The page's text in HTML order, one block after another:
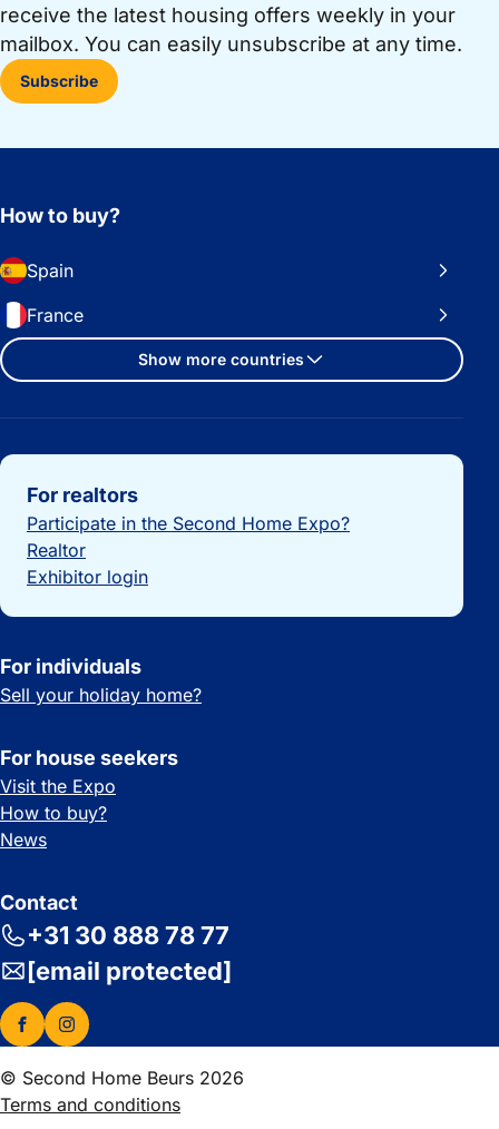
receive the latest housing offers weekly in your
mailbox. You can easily unsubscribe at any time.
Subscribe
How to buy?
Spain
France
Show more countries
Important links
For realtors
Participate in the Second Home Expo?
Realtor
Exhibitor login
For individuals
Sell your holiday home?
For house seekers
Visit the Expo
How to buy?
News
Contact
+31 30 888 78 77
[email protected]
© Second Home Beurs 2026
Terms and conditions